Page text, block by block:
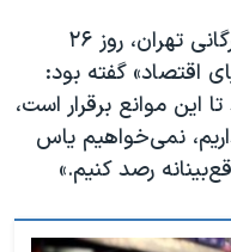
محمود نجفی‌‌‌‌عرب، رئیس اتاق بازرگانی تهران، روز ۲۶
اقتصاد» گفته بود:
این موانع برقرار است،
نمی‌‌‌‌خواهیم یاس
رصد کنیم.»